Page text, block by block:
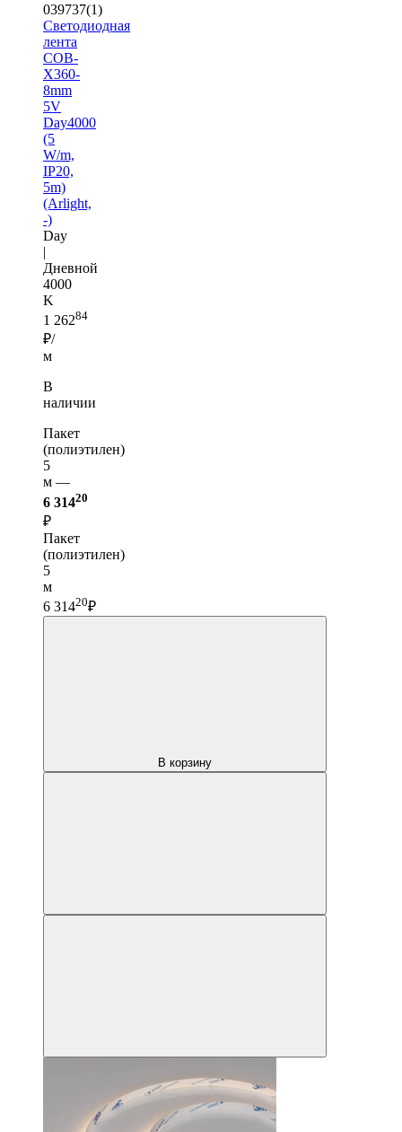
039737(1)
Светодиодная
лента
COB-
X360-
8mm
5V
Day4000
(5
W/m,
IP20,
5m)
(Arlight,
-)
Day
|
Дневной
4000
K
1 26284
₽/
м
В
наличии
Пакет
(полиэтилен)
5
м —
6 31420
₽
Пакет
(полиэтилен)
5
м
6 31420₽
В корзину